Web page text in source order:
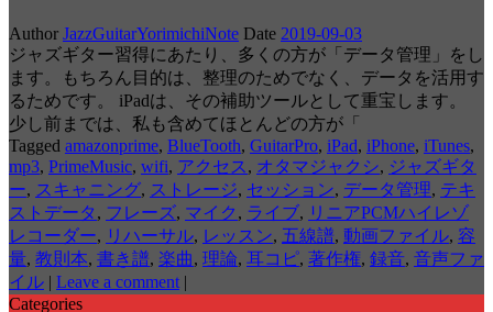
Author JazzGuitarYorimichiNote Date 2019-09-03
ジャズギター習得にあたり、多くの方が「データ管理」をし
ます。もちろん目的は、整理のためでなく、データを活用す
るためです。 iPadは、その補助ツールとして重宝します。
少し前までは、私も含めてほとんどの方が「
Tagged amazonprime, BlueTooth, GuitarPro, iPad, iPhone, iTunes,
mp3, PrimeMusic, wifi, アクセス , オタマジャクシ, ジャズギタ
ー, スキャニング, ストレージ, セッション, データ管理, テキ
ストデータ , フレーズ, マイク , ライブ, リニアPCMハイレゾ
レコーダー, リハーサル, レッスン, 五線譜, 動画ファイル, 容
量, 教則本, 書き譜, 楽曲, 理論, 耳コピ, 著作権, 録音, 音声ファ
イル | Leave a comment |
Categories